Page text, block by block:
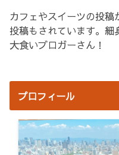
カフェやスイーツの投
投稿もされています。細
大食いブロガーさん！
プロフィール